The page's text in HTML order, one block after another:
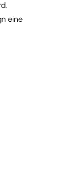
eine